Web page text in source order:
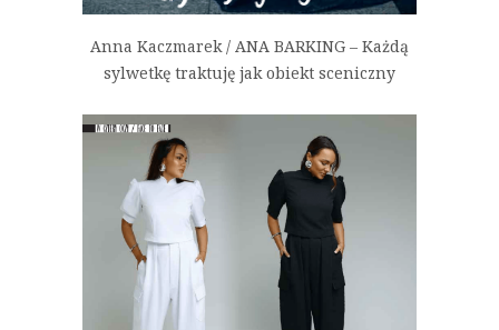
Anna Kaczmarek / ANA BARKING – Każdą
sylwetkę traktuję jak obiekt sceniczny